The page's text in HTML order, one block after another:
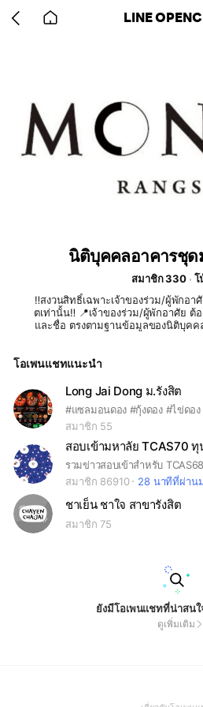
back LINE
นิติบุคคลอาคารชุด
สมาชิก 330
โ
‼️สงวนสิทธิ์เฉพาะเจ้าของร่วม/ผู้พักอา
ตเท่านั้น‼️ 📍เจ้าของร่วม/ผู้พักอาศัย ต้องใช้ชื่อเล่นเป็นเลขที่ห้องชุด
และชื่อ ตรงตามฐานข้อมูลของนิติบุคค
โอเพนแชทแนะนำ
Long Jai Dong ม.รังสิต
#แซลมอนดอง #กุ้งดอง #ไข่ดอง
สมาชิก 55
สอบเข้ามหาลัย TCAS70
รวมข่าวสอบเข้าสำหรับ
สมาชิก 86910
28 นาทีที่ผ่าน
ชาเย็น ชาใจ สาขารังสิต
สมาชิก 75
ยังมีโอเพนแชทที่น่าสน
ดูเพิ่มเติม